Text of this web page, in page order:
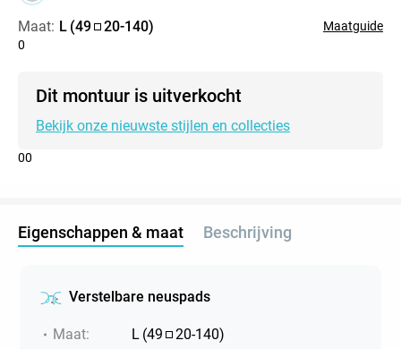
Maat: L (49 20-140)
Maatguide
0
Dit montuur is uitverkocht
Bekijk onze nieuwste stijlen en collecties
00
Eigenschappen & maat Beschrijving
Verstelbare neuspads
Maat: L (49 20-140)